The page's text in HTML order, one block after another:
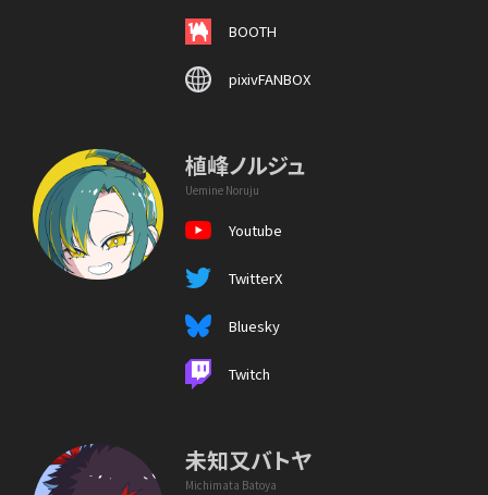
BOOTH
pixivFANBOX
植峰ノルジュ
Uemine Noruju
Youtube
TwitterX
Bluesky
Twitch
未知又バトヤ
Michimata Batoya